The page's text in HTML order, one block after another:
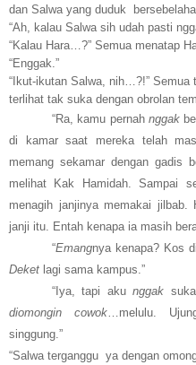
dan Salwa yang duduk
“Ah, kalau Salwa sih udah pasti
“Kalau Hara…?” Semua menatap
“Enggak.”
“Ikut-ikutan Salwa, nih…?!” Semua
terlihat tak suka dengan obrolan
“Ra, kamu pernah nggak
di kamar saat mereka telah
memang sekamar dengan gadis
melihat Kak Hamidah. Sampai
menagih janjinya memakai jilbab.
janji itu. Entah kenapa ia masih
“Emangnya kenapa? Kos
Deket lagi sama kampus.”
“Iya, tapi akunggak
diomongin cowok…melulu.
singgung.”
“Salwa terganggu ya dengan